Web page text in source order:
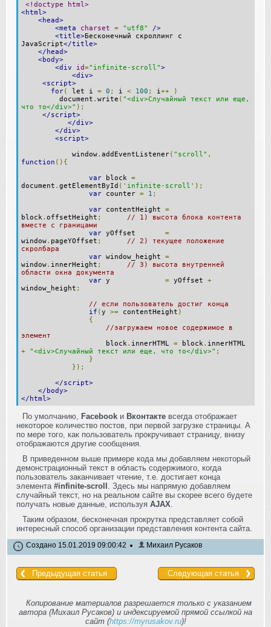
<!doctype html>
<html>
<head>
<meta
charset = "utf8"
/>
<title>Бесконечный скроллинг с
JavaScript</title>
</head>
<body>
<div
id="infinite-scroll">
<div>
<script>
for( let i = 0 ; i < 100 ; i++
)
document . write ( "<div>Случайный текст или еще,
что то</div>" );
</script>
</div>
</div>
<script>
window. addEventListener( "scroll" ,
function (){
var block =
document . getElementById ( 'infinite-scroll' );
var counter = 1 ;
var contentHeight =
block. offsetHeight ;
// 1) высота блока контента
вместе с границами
var yOffset =
window. pageYOffset ;
// 2) текущее положение
скролбара
var window_height =
window. innerHeight ;
// 3) высота внутренней
области окна документа
var y = yOffset +
window_height ;
// если пользователь достиг конца
if ( y >= contentHeight )
{
//загружаем новое содержимое в
элемент
block. innerHTML = block. innerHTML
+
"<div>Случайный текст или еще, что то</div>" ;
}
});
</script>
</body>
</html>
По умолчанию, Facebook и Вконтакте всегда отображает
некоторое количество постов, при первой загрузке страницы. А
по мере того, как пользователь прокручивает страницу, внизу
отображаются другие сообщения.
В приведенном выше примере кода мы добавляем некоторый
демонстрационный текст в область содержимого, когда
пользователь заканчивает чтение, т.е. достигает конца
элемента #infinite-scroll . Здесь мы напрямую добавляем
случайный текст, но на реальном сайте вы скорее всего будете
получать новые данные, используя AJAX.
Таким образом, бесконечная прокрутка представляет собой
интересный способ организации представления контента сайта.
Создано 15.01.2019 09:00:42 Михаил Русаков
Предыдущая статья Следующая статья
Копирование материалов разрешается только с указанием
автора (Михаил Русаков) и индексируемой прямой ссылкой на
сайт (https://myrusakov.ru)!